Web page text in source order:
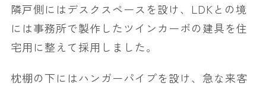
隣戸側にはデスクスペースを設け、LDKとの境
には事務所で製作したツインカーボの建具を住
宅用に整えて採用しました。
枕棚の下にはハンガーパイプを設け、急な来客